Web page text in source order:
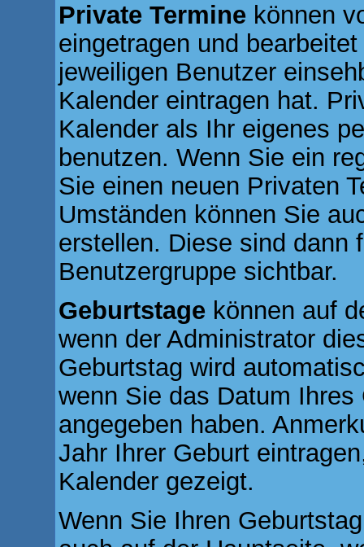
Private Terminekönnen
eingetragen und
jeweiligen Benutzer
Kalender eintragen hat.
Kalender als Ihr eigenes
benutzen. Wenn Sie ein
Sie einen neuen Privaten
Umständen können Sie
erstellen. Diese sind dann
Benutzergruppe sichtbar.
Geburtstagekönnen auf
wenn der Administrator
Geburtstag wird
wenn Sie das Datum
angegeben haben.
Jahr Ihrer Geburt
Kalender gezeigt.
Wenn Sie Ihren